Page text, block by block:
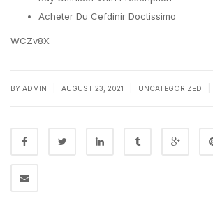
Acheter Du Cefdinir Doctissimo
WCZv8X
BY ADMIN AUGUST 23, 2021 UNCATEGORIZED